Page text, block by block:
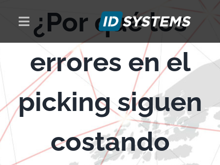
Toggle
Navigation
SOLUCIONES
NOSOTROS
NOTICIAS
¿Por qué los
errores en el
picking siguen
costando